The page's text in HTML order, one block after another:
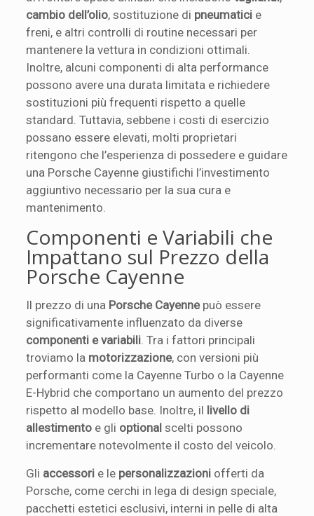
cambio dell’olio, sostituzione di pneumatici e
freni, e altri controlli di routine necessari per
mantenere la vettura in condizioni ottimali.
Inoltre, alcuni componenti di alta performance
possono avere una durata limitata e richiedere
sostituzioni più frequenti rispetto a quelle
standard. Tuttavia, sebbene i costi di esercizio
possano essere elevati, molti proprietari
ritengono che l’esperienza di possedere e guidare
una Porsche Cayenne giustifichi l’investimento
aggiuntivo necessario per la sua cura e
mantenimento.
Componenti e Variabili che
Impattano sul Prezzo della
Porsche Cayenne
Il prezzo di una Porsche Cayennepuò essere
significativamente influenzato da diverse
componenti e variabili . Tra i fattori principali
troviamo la motorizzazione, con versioni più
performanti come la Cayenne Turbo o la Cayenne
E-Hybrid che comportano un aumento del prezzo
rispetto al modello base. Inoltre, il livello di
allestimento e gli optional scelti possono
incrementare notevolmente il costo del veicolo.
Gli accessori e le personalizzazioni offerti da
Porsche, come cerchi in lega di design speciale,
pacchetti estetici esclusivi, interni in pelle di alta